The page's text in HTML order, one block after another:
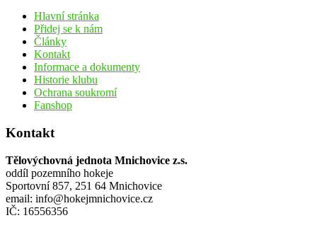
Hlavní stránka
Přidej se k nám
Články
Kontakt
Informace a dokumenty
Historie klubu
Ochrana soukromí
Fanshop
Kontakt
Tělovýchovná jednota Mnichovice z.s.
oddíl pozemního hokeje
Sportovní 857, 251 64 Mnichovice
email: info@hokejmnichovice.cz
IČ: 16556356